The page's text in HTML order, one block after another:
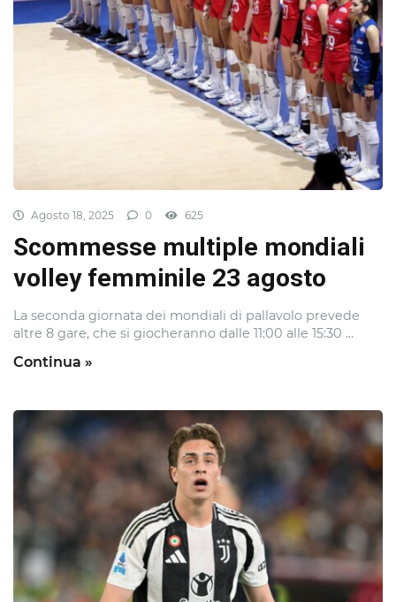
Agosto 18, 2025 0 625
Scommesse multiple mondiali
volley femminile 23 agosto
La seconda giornata dei mondiali di pallavolo prevede
altre 8 gare, che si giocheranno dalle 11:00 alle 15:30 ...
Continua »